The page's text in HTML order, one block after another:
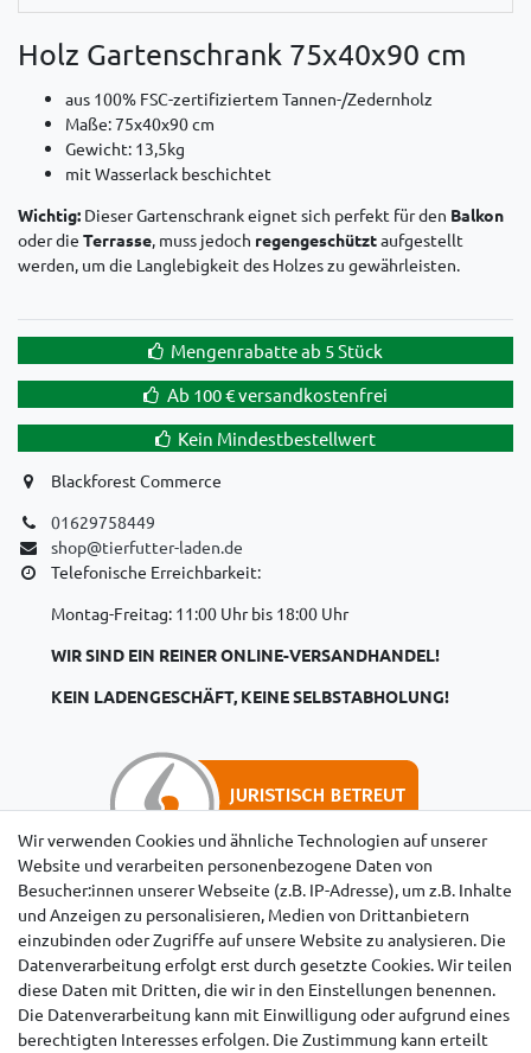
Holz Gartenschrank 75x40x90 cm
aus 100% FSC-zertifiziertem Tannen-/Zedernholz
Maße: 75x40x90 cm
Gewicht: 13,5kg
mit Wasserlack beschichtet
Wichtig: Dieser Gartenschrank eignet sich perfekt für den Balkon
oder die Terrasse, muss jedoch regengeschütztaufgestellt
werden, um die Langlebigkeit des Holzes zu gewährleisten.
Mengenrabatte ab 5 Stück
Ab 100 € versandkostenfrei
Kein Mindestbestellwert
Blackforest Commerce
01629758449
shop@tierfutter-laden.de
Telefonische Erreichbarkeit:
Montag-Freitag: 11:00 Uhr bis 18:00 Uhr
WIR SIND EIN REINER ONLINE-VERSANDHANDEL!
KEIN LADENGESCHÄFT, KEINE SELBSTABHOLUNG!
Hinweise für Käufer aus der Schweiz
Wir verwenden Cookies und ähnliche Technologien auf unserer
Website und verarbeiten personenbezogene Daten von
Besucher:innen unserer Webseite (z.B. IP-Adresse), um z.B. Inhalte
und Anzeigen zu personalisieren, Medien von Drittanbietern
einzubinden oder Zugriffe auf unsere Website zu analysieren. Die
Datenverarbeitung erfolgt erst durch gesetzte Cookies. Wir teilen
diese Daten mit Dritten, die wir in den Einstellungen benennen.
Die Datenverarbeitung kann mit Einwilligung oder aufgrund eines
berechtigten Interesses erfolgen. Die Zustimmung kann erteilt